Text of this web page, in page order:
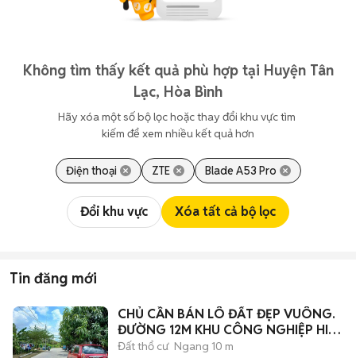
Không tìm thấy kết quả phù hợp tại Huyện Tân
Lạc, Hòa Bình
Hãy xóa một số bộ lọc hoặc thay đổi khu vực tìm
kiếm để xem nhiều kết quả hơn
Điện thoại ZTE Blade A53 Pro
Đổi khu vực Xóa tất cả bộ lọc
Tin đăng mới
CHỦ CẦN BÁN LÔ ĐẤT ĐẸP VUÔNG.
ĐƯỜNG 12M KHU CÔNG NGHIỆP HIỆP
PHƯỚC NB
Đất thổ cư Ngang 10 m